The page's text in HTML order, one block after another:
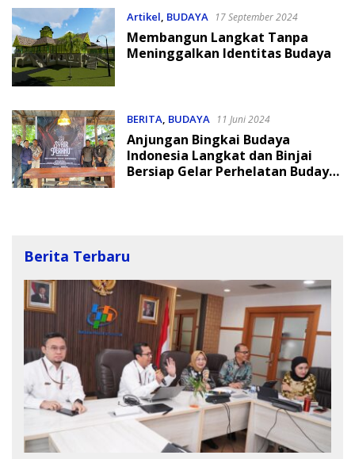
Artikel, BUDAYA 17 September 2024
Membangun Langkat Tanpa
Meninggalkan Identitas Budaya
BERITA BUDAYA 11 Juni 2024
Anjungan Bingkai Budaya
Indonesia Langkat dan Binjai
Bersiap Gelar Perhelatan Budaya
Berita Terbaru